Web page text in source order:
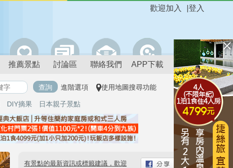
登入
歡迎加入
推薦景點 討論區 聯絡我們 APP下載
進階選項 使用地圖搜尋功能
DIY摘果 日本親子景點
有景點的最新資訊或標籤建議，歡迎